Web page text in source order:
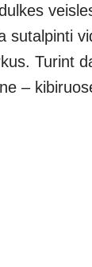
sutalpinti
Turint
–